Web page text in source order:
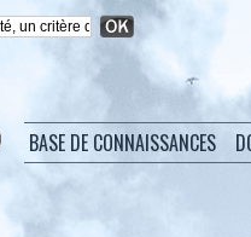
BASE DE CONNAISSANCES